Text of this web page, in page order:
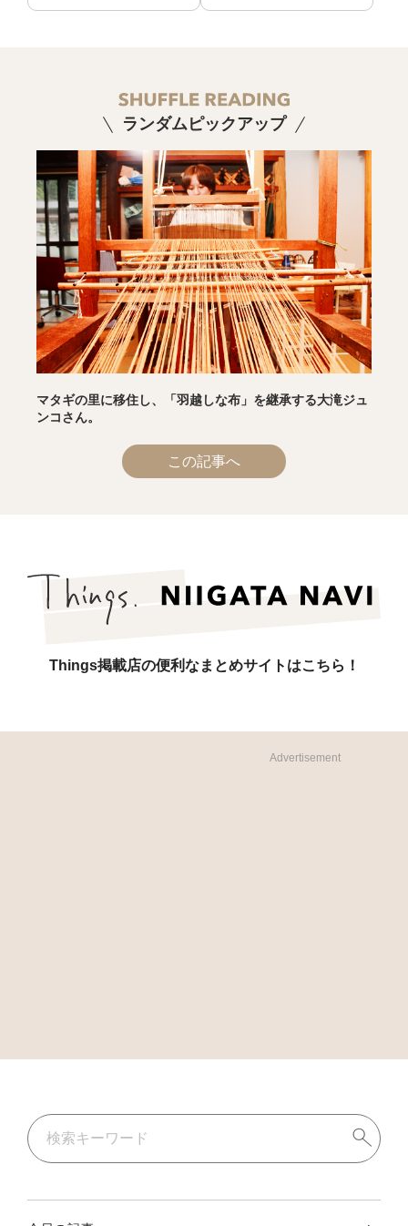
ランダムピックアップ
マタギの里に移住し、「羽越しな布」を継承する大滝ジュ
ンコさん。
この記事へ
Things掲載店の便利なまとめサイトはこちら！
Advertisement